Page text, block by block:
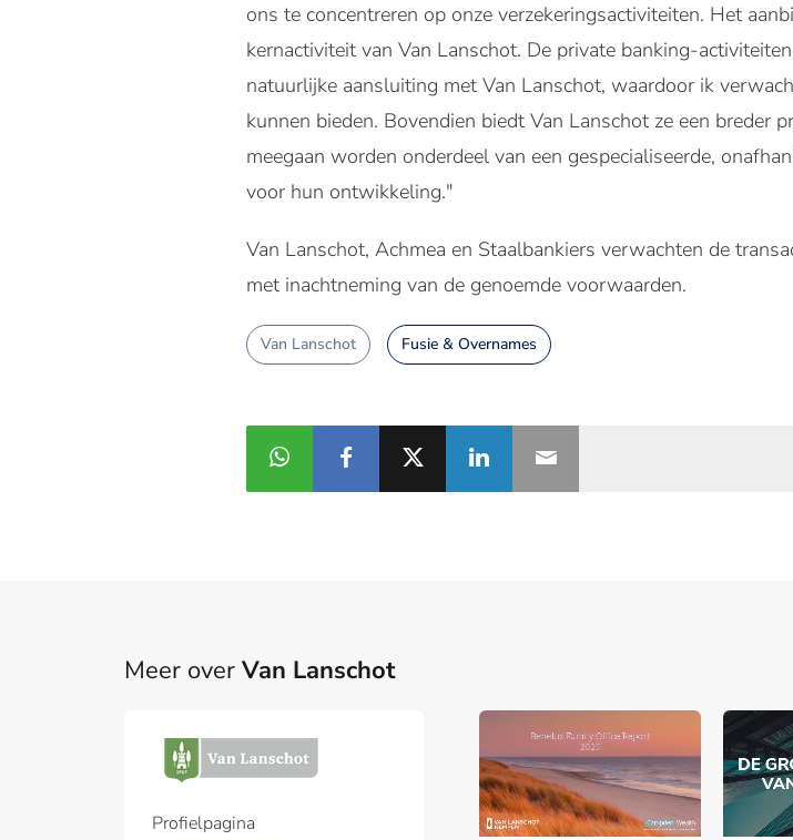
ons te concentreren op onze verzekeringsactiviteiten. Het
kernactiviteit van Van Lanschot. De private banking-
natuurlijke aansluiting met Van Lanschot, waardoor ik
kunnen bieden. Bovendien biedt Van Lanschot ze een breder
meegaan worden onderdeel van een gespecialiseerde,
voor hun ontwikkeling."
Van Lanschot, Achmea en Staalbankiers verwachten de
met inachtneming van de genoemde voorwaarden.
Van Lanschot Fusie & Overnames
Meer over Van Lanschot
Profielpagina
Partnerships bij Banken.nl
Een partnership met Banken.nl biedt diverse
het platform voor de Nederlandse